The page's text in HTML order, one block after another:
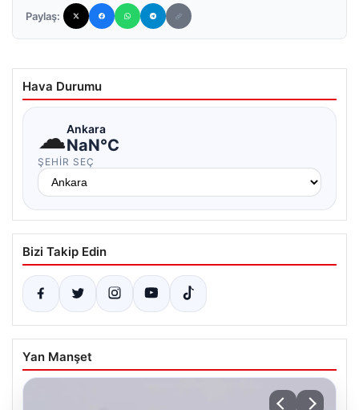
Paylaş:
Hava Durumu
☁Ankara
NaN°C
ŞEHIR SEÇ
Bizi Takip Edin
Yan Manşet